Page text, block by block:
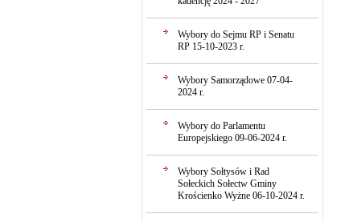
Wybory do Sejmu RP i Senatu
RP 15-10-2023 r.
Wybory Samorządowe 07-04-
2024 r.
Wybory do Parlamentu
Europejskiego 09-06-2024 r.
Wybory Sołtysów i Rad
Sołeckich Sołectw Gminy
Krościenko Wyżne 06-10-2024 r.